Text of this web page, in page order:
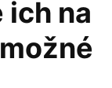
ich na